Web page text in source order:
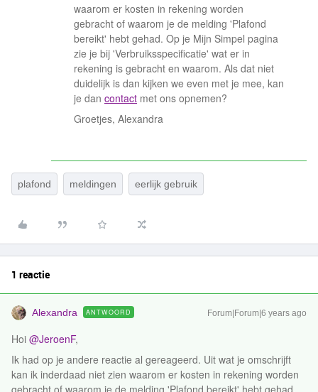
waarom er kosten in rekening worden
gebracht of waarom je de melding 'Plafond
bereikt' hebt gehad. Op je Mijn Simpel pagina
zie je bij 'Verbruiksspecificatie' wat er in
rekening is gebracht en waarom. Als dat niet
duidelijk is dan kijken we even met je mee, kan
je dan contact met ons opnemen?
Groetjes, Alexandra
plafond meldingen eerlijk gebruik
1 reactie
Alexandra ANTWOORD Forum|Forum|6 years ago
Hoi @JeroenF,
Ik had op je andere reactie al gereageerd. Uit wat je omschrijft
kan ik inderdaad niet zien waarom er kosten in rekening worden
gebracht of waarom je de melding 'Plafond bereikt' hebt gehad.